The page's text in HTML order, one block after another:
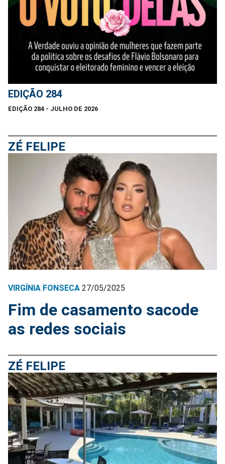
EDIÇÃO 284
EDIÇÃO 284 - JULHO DE 2026
ZÉ FELIPE
VIRGÍNIA FONSECA 27/05/2025
Fim de casamento sacode
as redes sociais
ZÉ FELIPE